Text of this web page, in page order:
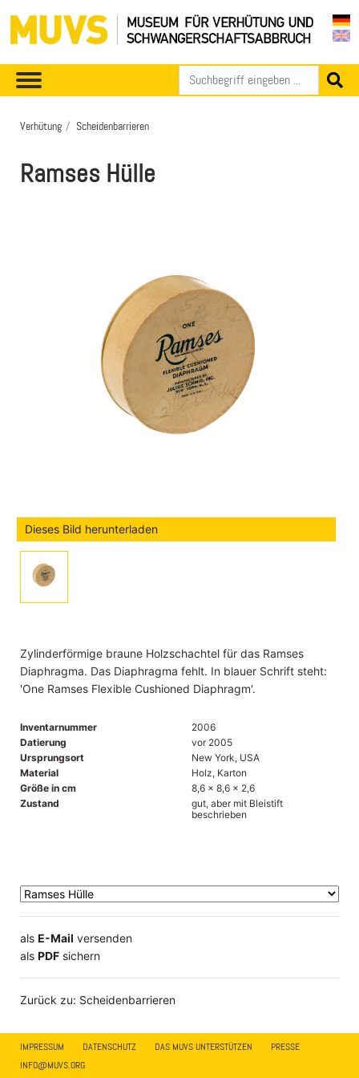
Verhütung Scheidenbarrieren
Ramses Hülle
Dieses Bild herunterladen
Zylinderförmige braune Holzschachtel für das Ramses
Diaphragma. Das Diaphragma fehlt. In blauer Schrift steht:
'One Ramses Flexible Cushioned Diaphragm'.
Inventarnummer
2006
Datierung
vor 2005
Ursprungsort
New York, USA
Material
Holz, Karton
Größe in cm
8,6 x 8,6 x 2,6
Zustand
gut, aber mit Bleistift
beschrieben
als E-Mail versenden
​​​​​​​​​​​​​​​​​als PDF sichern
Zurück zu: Scheidenbarrieren
IMPRESSUM DATENSCHUTZ DAS MUVS UNTERSTÜTZEN
PRESSE
INFO@MUVS.ORG